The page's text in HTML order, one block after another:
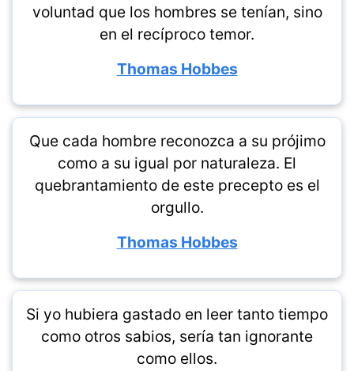
voluntad que los hombres se tenían, sino
en el recíproco temor.
Thomas Hobbes
Que cada hombre reconozca a su prójimo
como a su igual por naturaleza. El
quebrantamiento de este precepto es el
orgullo.
Thomas Hobbes
Si yo hubiera gastado en leer tanto tiempo
como otros sabios, sería tan ignorante
como ellos.